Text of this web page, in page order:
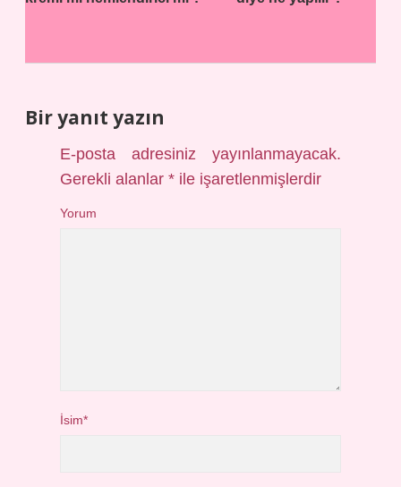
Bir yanıt yazın
E-posta adresiniz yayınlanmayacak.
Gerekli alanlar* ile işaretlenmişlerdir
Yorum
İsim*